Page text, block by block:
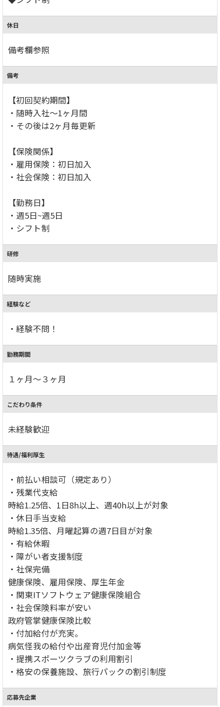
休日
備考欄参照
備考
【初回契約期間】
・随時入社～1ヶ月間
・その後は2ヶ月毎更新
【保険関係】
・雇用保険：初日加入
・社会保険：初日加入
【勤務日】
・週5日~週5日
・シフト制
研修
随時実施
経験など
・経験不問！
勤務期間
１ヶ月～３ヶ月
こだわり条件
未経験歓迎
待遇/福利厚生
・前払い相談可（規定あり）
・残業代支給
時給1.25倍、1日8h以上、週40h以上が対象
・休日手当支給
時給1.35倍、月曜起算の週7日目が対象
・有給休暇
・障がい者支援制度
・社保完備
健康保険、雇用保険、厚生年金
・関東ITソフトウェア健康保険組合
・社会保険料率が安い
政府管掌健康保険比較
・付加給付が充実。
病気怪我の給付や出産育児付加金等
・提携スポーツクラブの利用割引
・格安の保養施設、旅行パックの割引制度
応募先企業